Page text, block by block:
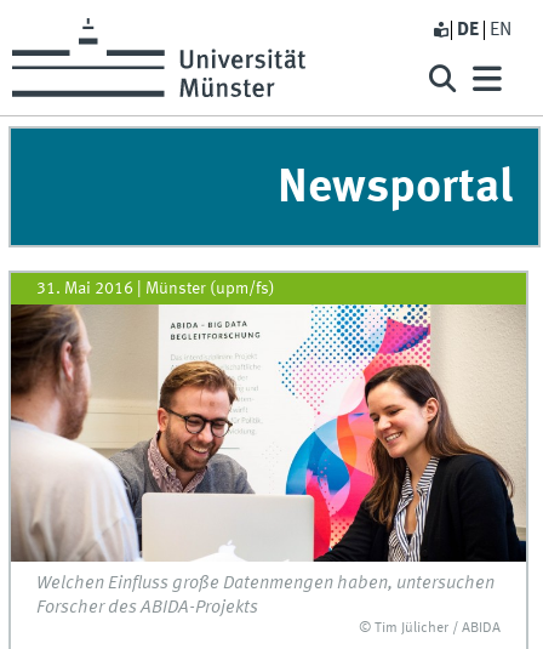
DE EN
Newsportal
31. Mai 2016 Münster (upm/fs)
Welchen Einfluss große Datenmengen haben, untersuchen
Forscher des ABIDA-Projekts
© Tim Jülicher / ABIDA